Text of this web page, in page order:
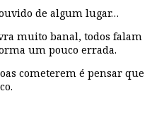
de algum lugar…
muito banal, todos falam
um pouco errada.
cometerem é pensar que